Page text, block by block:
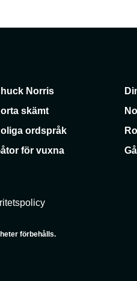
Norris
skämt
ordspråk
för vuxna
förbehålls.